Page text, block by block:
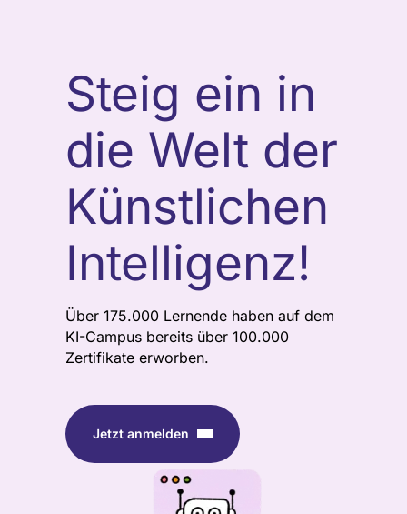
Steig ein in
die Welt der
Künstlichen
Intelligenz!
Über 175.000 Lernende haben auf dem
KI-Campus bereits über 100.000
Zertifikate erworben.
Jetzt anmelden